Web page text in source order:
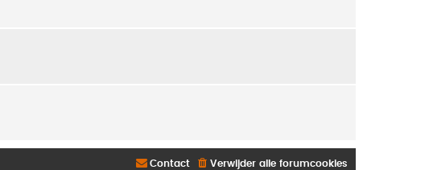
Verwijder alle forumcookies
Contact